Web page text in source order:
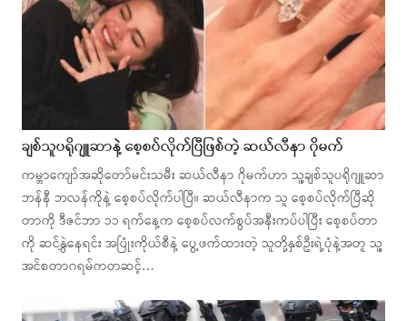
ချစ်သူပရိုဂျူဆာနဲ့ စေ့စပ်လိုက်ပြီဖြစ်တဲ့ ဆယ်လီနာ ဂိုမက်
ကမ္ဘာကျော်အဆိုတော်မင်းသမီး ဆယ်လီနာ ဂိုမက်ဟာ သူ့ချစ်သူပရိုဂျူဆာ
ဘန်နီ ဘလန်ကိုနဲ့ စေ့စပ်လိုက်ပါပြီ။ ဆယ်လီနာက သူ စေ့စပ်လိုက်ပြီဆို
တာကို ဒီဇင်ဘာ ၁၁ ရက်နေ့က စေ့စပ်လက်စွပ်အနီးကပ်ပါပြီး စေ့စပ်တာ
ကို ဆင်နွှဲနေရင်း အပြုံးကိုယ်စီနဲ့ ပွေ့ဖက်ထားတဲ့ သူတို့နှစ်ဦးရဲ့ပုံနဲ့အတူ သူ့
အင်စတာဂရမ်ကတဆင့်…